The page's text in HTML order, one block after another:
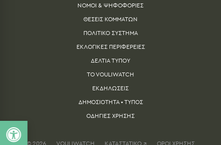
ΝΟΜΟΙ & ΨΗΦΟΦΟΡΙΕΣ
ΘΕΣΕΙΣ ΚΟΜΜΑΤΩΝ
ΠΟΛΙΤΙΚΟ ΣΥΣΤΗΜΑ
ΕΚΛΟΓΙΚΕΣ ΠΕΡΙΦΕΡΕΙΕΣ
ΔΕΛΤΙA ΤΥΠΟΥ
TO VOULIWATCH
ΕΚΔΗΛΩΣΕΙΣ
ΔΗΜΟΣΙΟΤΗΤΑ • ΤΥΠΟΣ
ΟΔΗΓΙΕΣ ΧΡΗΣΗΣ
© 2026 VOULIWATCH ΚΑΤΑΣΤΑΤΙΚΟ ↗ ΟΡΟΙ ΧΡΗΣΗΣ